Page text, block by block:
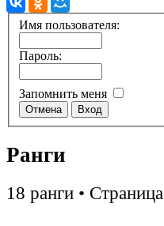
Имя пользователя:
Пароль:
Запомнить меня
Ранги
18 ранги • Страница